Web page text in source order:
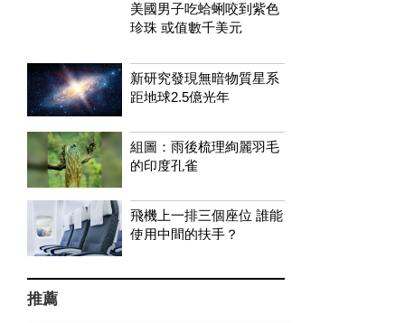
美國男子吃蛤蜊咬到紫色
珍珠 或值數千美元
新研究發現無暗物質星系
距地球2.5億光年
組圖：雨後梳理絢麗羽毛
的印度孔雀
飛機上一排三個座位 誰能
使用中間的扶手？
推薦